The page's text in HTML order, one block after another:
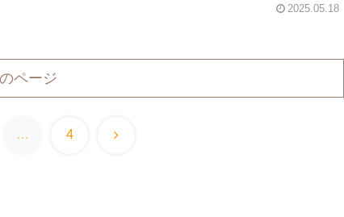
2025.05.18
ページ
… 4 次